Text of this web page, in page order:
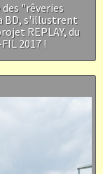
"rêveries
BD, s'illustrent
REPLAY, du
2017 !